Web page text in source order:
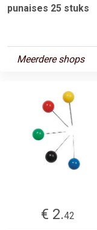
punaises 25 stuks
Meerdere shops
€ 2.42